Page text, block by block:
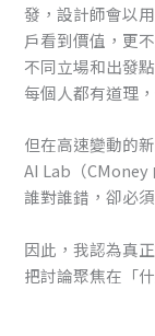
發，設計師會以
戶看到價值，更
不同立場和出發
每個人都有道理
但在高速變動的
AI Lab（CMoney
誰對誰錯，卻必
因此，我認為真
把討論聚焦在「